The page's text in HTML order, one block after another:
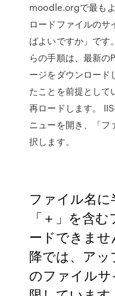
moodle.orgで最も
ロードファイルのサ
ばよいですか」で
らの手順は、最新
ージをダウンロード
たことを前提として
再ロードします。
ニューを開き、「フ
択します。
ファイル名
「＋」を含
ードできま
降では、ア
のファイル